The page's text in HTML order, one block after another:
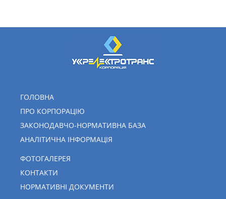
ГОЛОВНА
ПРО КОРПОРАЦІЮ
ЗАКОНОДАВЧО-НОРМАТИВНА БАЗА
АНАЛІТИЧНА ІНФОРМАЦІЯ
ФОТОГАЛЕРЕЯ
КОНТАКТИ
НОРМАТИВНІ ДОКУМЕНТИ